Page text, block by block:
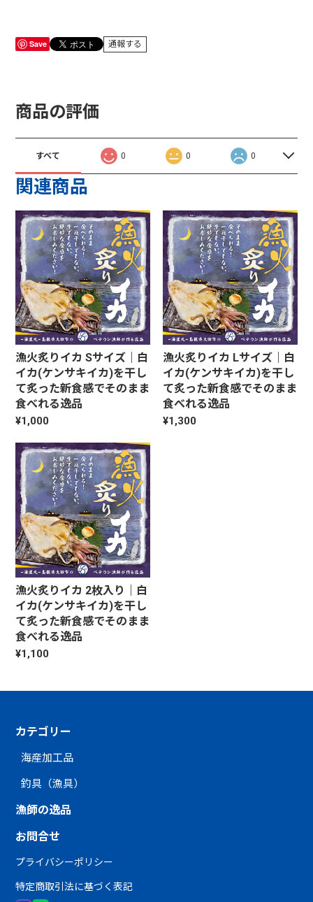
カテゴリー
海産加工品
釣具（漁具）
漁師の逸品
お問合せ
プライバシーポリシー
特定商取引法に基づく表記
Save 通報する
商品の評価
すべて 0 0 0
関連商品
漁火炙りイカ Sサイズ｜白
イカ(ケンサキイカ)を干し
て炙った新食感でそのまま
食べれる逸品
¥1,000
漁火炙りイカ Lサイズ｜白
イカ(ケンサキイカ)を干し
て炙った新食感でそのまま
食べれる逸品
¥1,300
漁火炙りイカ 2枚入り｜白
イカ(ケンサキイカ)を干し
て炙った新食感でそのまま
食べれる逸品
¥1,100